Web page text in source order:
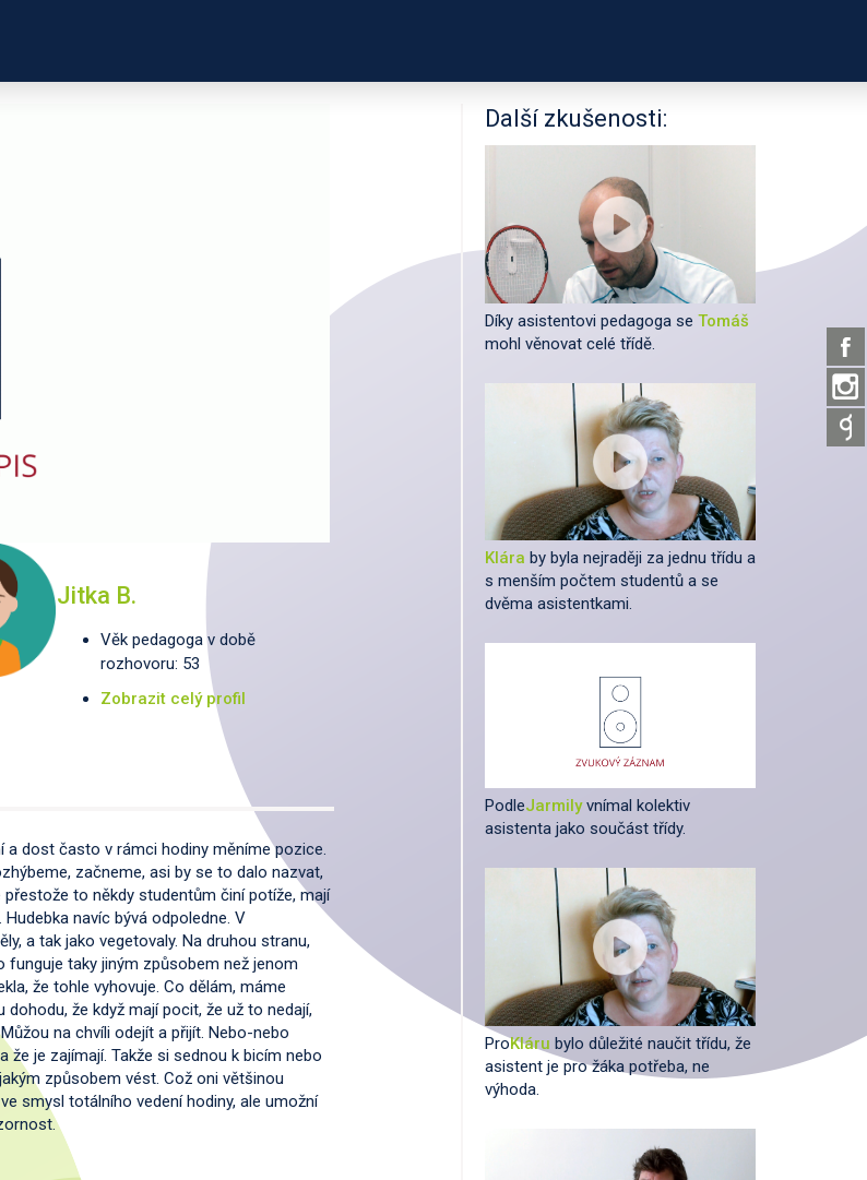
Jitka B.
Věk pedagoga v době
rozhovoru: 53
Zobrazit celý profil
a dost často v rámci hodiny měníme pozice.
začneme, asi by se to dalo nazvat,
to někdy studentům činí potíže, mají
navíc bývá odpoledne. V
a tak jako vegetovaly. Na druhou stranu,
taky jiným způsobem než jenom
že tohle vyhovuje. Co dělám, máme
že když mají pocit, že už to nedají,
na chvíli odejít a přijít. Nebo-nebo
že je zajímají. Takže si sednou k bicím nebo
způsobem vést. Což oni většinou
smysl totálního vedení hodiny, ale umožní
Další zkušenosti:
Díky asistentovi pedagoga se Tomáš
mohl věnovat celé třídě.
Klára by byla nejraději za jednu třídu a
s menším počtem studentů a se
dvěma asistentkami.
PodleJarmilyvnímal kolektiv
asistenta jako součást třídy.
ProKláru bylo důležité naučit třídu, že
asistent je pro žáka potřeba, ne
výhoda.